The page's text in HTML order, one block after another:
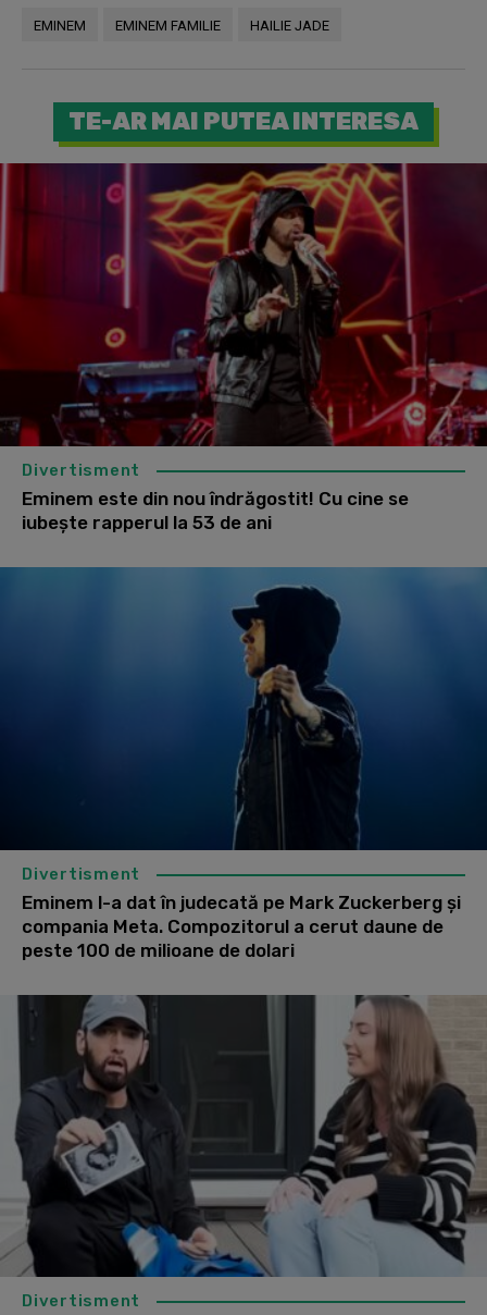
EMINEM EMINEM FAMILIE HAILIE JADE
TE-AR MAI PUTEA INTERESA
Divertisment
Eminem este din nou îndrăgostit! Cu cine se
iubește rapperul la 53 de ani
Divertisment
Eminem l-a dat în judecată pe Mark Zuckerberg și
compania Meta. Compozitorul a cerut daune de
peste 100 de milioane de dolari
Divertisment